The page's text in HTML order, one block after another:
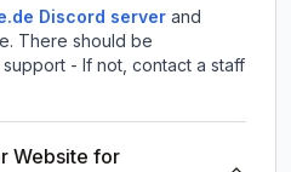
Discord server and
There should be
- If not, contact a staff
Website for